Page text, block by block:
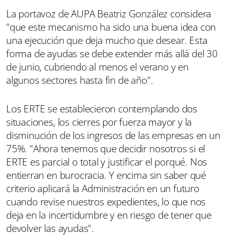
La portavoz de AUPA Beatriz González considera
"que este mecanismo ha sido una buena idea con
una ejecución que deja mucho que desear. Esta
forma de ayudas se debe extender más allá del 30
de junio, cubriendo al menos el verano y en
algunos sectores hasta fin de año".
Los ERTE se establecieron contemplando dos
situaciones, los cierres por fuerza mayor y la
disminución de los ingresos de las empresas en un
75%. "Ahora tenemos que decidir nosotros si el
ERTE es parcial o total y justificar el porqué. Nos
entierran en burocracia. Y encima sin saber qué
criterio aplicará la Administración en un futuro
cuando revise nuestros expedientes, lo que nos
deja en la incertidumbre y en riesgo de tener que
devolver las ayudas".